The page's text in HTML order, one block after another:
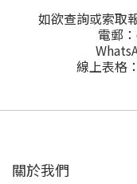
如欲查詢或索取
電郵：
線上表格
關於我們‎